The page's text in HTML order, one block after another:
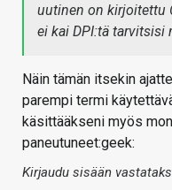
uutinen on kirjoitettu
ei kai DPI:tä tarvitsisi
Näin tämän itsekin
parempi termi
käsittääkseni myös
paneutuneet:geek:
Kirjaudu sisään